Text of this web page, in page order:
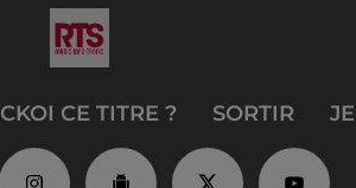
CKOI CE TITRE ? SORTIR